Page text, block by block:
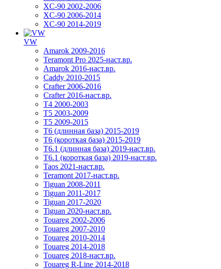
XC-90 2002-2006
XC-90 2006-2014
XC-90 2014-2019
VW
Amarok 2009-2016
Teramont Pro 2025-наст.вр.
Amarok 2016-наст.вр.
Caddy 2010-2015
Crafter 2006-2016
Crafter 2016-наст.вр.
T4 2000-2003
T5 2003-2009
T5 2009-2015
T6 (длинная база) 2015-2019
Т6 (короткая база) 2015-2019
T6.1 (длинная база) 2019-наст.вр.
T6.1 (короткая база) 2019-наст.вр.
Taos 2021-наст.вр.
Teramont 2017-наст.вр.
Tiguan 2008-2011
Tiguan 2011-2017
Tiguan 2017-2020
Tiguan 2020-наст.вр.
Touareg 2002-2006
Touareg 2007-2010
Touareg 2010-2014
Touareg 2014-2018
Touareg 2018-наст.вр.
Touareg R-Line 2014-2018